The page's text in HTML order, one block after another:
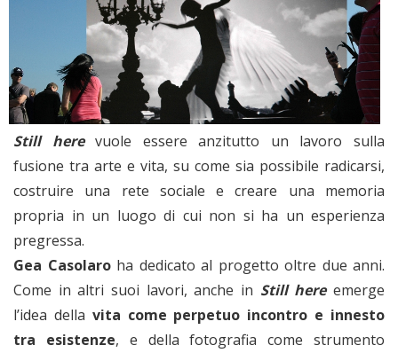
Still herevuole essere anzitutto un lavoro sulla
fusione tra arte e vita, su come sia possibile radicarsi,
costruire una rete sociale e creare una memoria
propria in un luogo di cui non si ha un esperienza
pregressa.
Gea Casolaroha dedicato al progetto oltre due anni.
Come in altri suoi lavori, anche in Still hereemerge
l’idea della vita come perpetuo incontro e innesto
tra esistenze, e della fotografia come strumento